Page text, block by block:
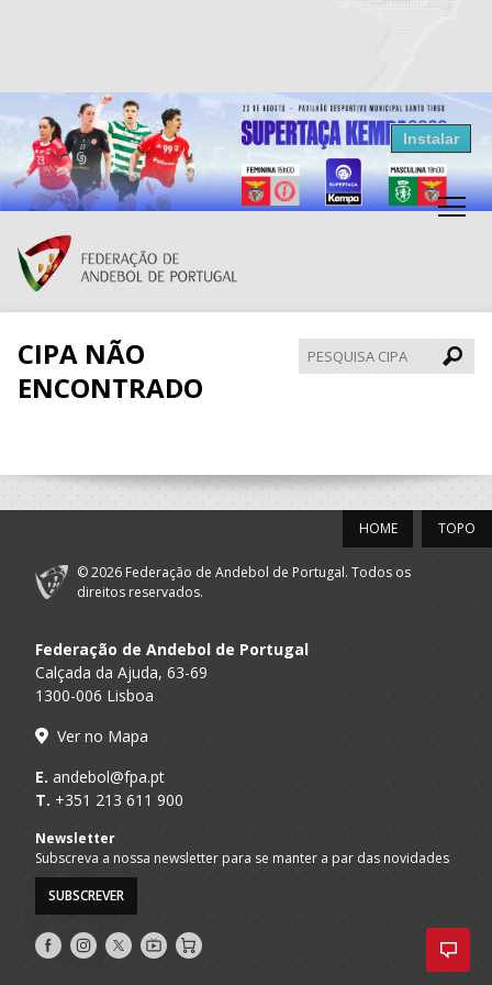
Resultados Andebol
Federação de Andebol de Portugal
Grátis - Disponivel na Play Store
Instalar
CIPA NÃO
ENCONTRADO
CIPA
TOPO
HOME
© 2026 Federação de Andebol de Portugal. Todos os
direitos reservados.
Federação de Andebol de Portugal
Calçada da Ajuda, 63-69
1300-006 Lisboa
Ver no Mapa
E. andebol@fpa.pt
T. +351 213 611 900
Newsletter
Subscreva a nossa newsletter para se manter a par das novidades
SUBSCREVER
Siga-
nos
Siga-
nos
Siga-
nos
AndebolTV
Loja